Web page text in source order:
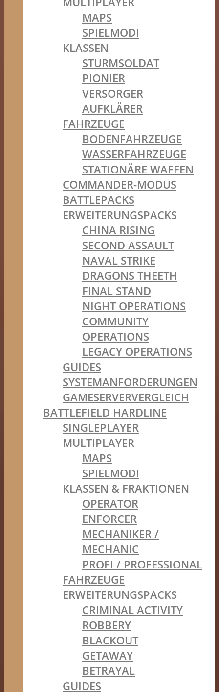
MAPS
SPIELMODI
KLASSEN
STURMSOLDAT
PIONIER
VERSORGER
AUFKLÄRER
FAHRZEUGE
BODENFAHRZEUGE
WASSERFAHRZEUGE
STATIONÄRE WAFFEN
COMMANDER-MODUS
BATTLEPACKS
ERWEITERUNGSPACKS
CHINA RISING
SECOND ASSAULT
NAVAL STRIKE
DRAGONS THEETH
FINAL STAND
NIGHT OPERATIONS
COMMUNITY
OPERATIONS
LEGACY OPERATIONS
GUIDES
SYSTEMANFORDERUNGEN
GAMESERVERVERGLEICH
BATTLEFIELD HARDLINE
SINGLEPLAYER
MULTIPLAYER
MAPS
SPIELMODI
KLASSEN & FRAKTIONEN
OPERATOR
ENFORCER
MECHANIKER /
MECHANIC
PROFI / PROFESSIONAL
FAHRZEUGE
ERWEITERUNGSPACKS
CRIMINAL ACTIVITY
ROBBERY
BLACKOUT
GETAWAY
BETRAYAL
GUIDES